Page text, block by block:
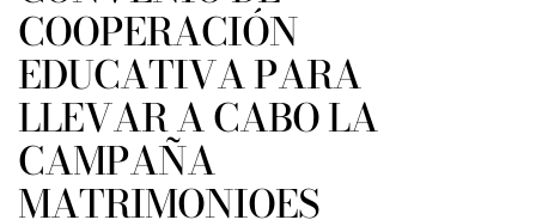
COOPERACIÓN
EDUCATIVA PARA
LLEVAR A CABO LA
CAMPAÑA
MATRIMONIOES